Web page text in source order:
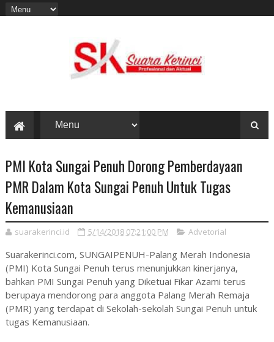
PMI Kota Sungai Penuh Dorong Pemberdayaan
PMR Dalam Kota Sungai Penuh Untuk Tugas
Kemanusiaan
suarakerinci.id 5/14/2018 07:21:00 PM Advetorial
Suarakerinci.com, SUNGAIPENUH-Palang Merah Indonesia
(PMI) Kota Sungai Penuh terus menunjukkan kinerjanya,
bahkan PMI Sungai Penuh yang Diketuai Fikar Azami terus
berupaya mendorong para anggota Palang Merah Remaja
(PMR) yang terdapat di Sekolah-sekolah Sungai Penuh untuk
tugas Kemanusiaan.